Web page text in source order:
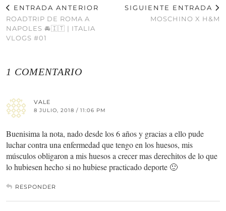
ENTRADA ANTERIOR
ROADTRIP DE ROMA A
NAPOLES 🚘🇮🇹 | ITALIA
VLOGS #01
SIGUIENTE ENTRADA
MOSCHINO X H&M
1 COMENTARIO
VALE
8 JULIO, 2018 / 11:06 PM
Buenisima la nota, nado desde los 6 años y gracias a ello pude
luchar contra una enfermedad que tengo en los huesos, mis
músculos obligaron a mis huesos a crecer mas derechitos de lo que
lo hubiesen hecho si no hubiese practicado deporte 🙂
RESPONDER